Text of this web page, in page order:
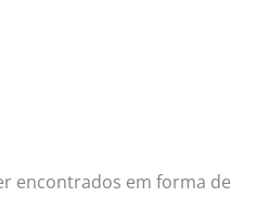
encontrados em forma de